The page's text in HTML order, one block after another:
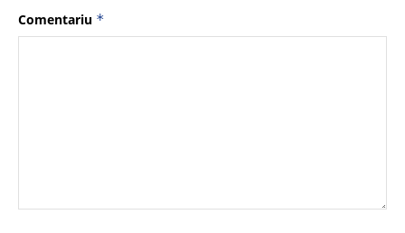
Comentariu *